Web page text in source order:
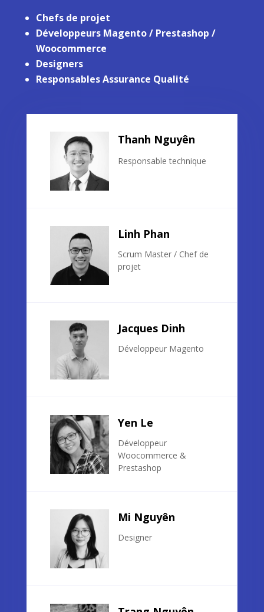
Chefs de projet
Développeurs Magento / Prestashop /
Woocommerce
Designers
Responsables Assurance Qualité
Thanh Nguyên
Responsable technique
Linh Phan
Scrum Master / Chef de
projet
Jacques Dinh
Développeur Magento
Yen Le
Développeur
Woocommerce &
Prestashop
Mi Nguyên
Designer